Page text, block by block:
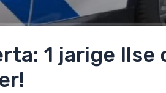
1 jarige Ilse